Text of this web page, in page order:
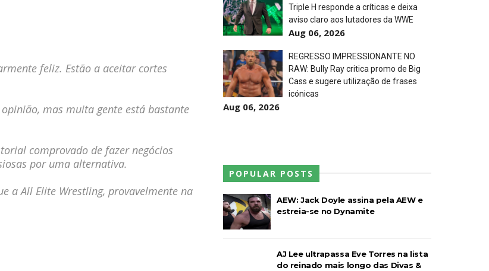
feliz. Estão a aceitar cortes
mas muita gente está bastante
comprovado de fazer negócios
por uma alternativa.
a All Elite Wrestling, provavelmente na
Triple H responde a críticas e deixa
aviso claro aos lutadores da WWE
Aug 06, 2026
REGRESSO IMPRESSIONANTE NO
RAW: Bully Ray critica promo de Big
Cass e sugere utilização de frases
icónicas
Aug 06, 2026
POPULAR POSTS
AEW: Jack Doyle assina pela AEW e
estreia-se no Dynamite
AJ Lee ultrapassa Eve Torres na lista
do reinado mais longo das Divas &